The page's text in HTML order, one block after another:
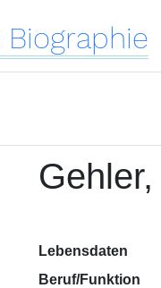
Biographie
Lebensdaten
Beruf/Funktion